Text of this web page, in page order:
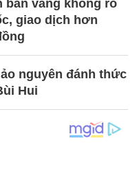
bán vàng không rõ
giao dịch hơn
nguyên đánh thức
Hui